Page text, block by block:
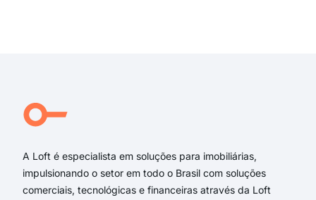
A Loft é especialista em soluções para imobiliárias,
impulsionando o setor em todo o Brasil com soluções
comerciais, tecnológicas e financeiras através da Loft